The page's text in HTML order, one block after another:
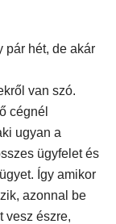
pár hét, de akár
van szó.
cégnél
ugyan a
ügyfelet és
Így amikor
azonnal be
vesz észre,